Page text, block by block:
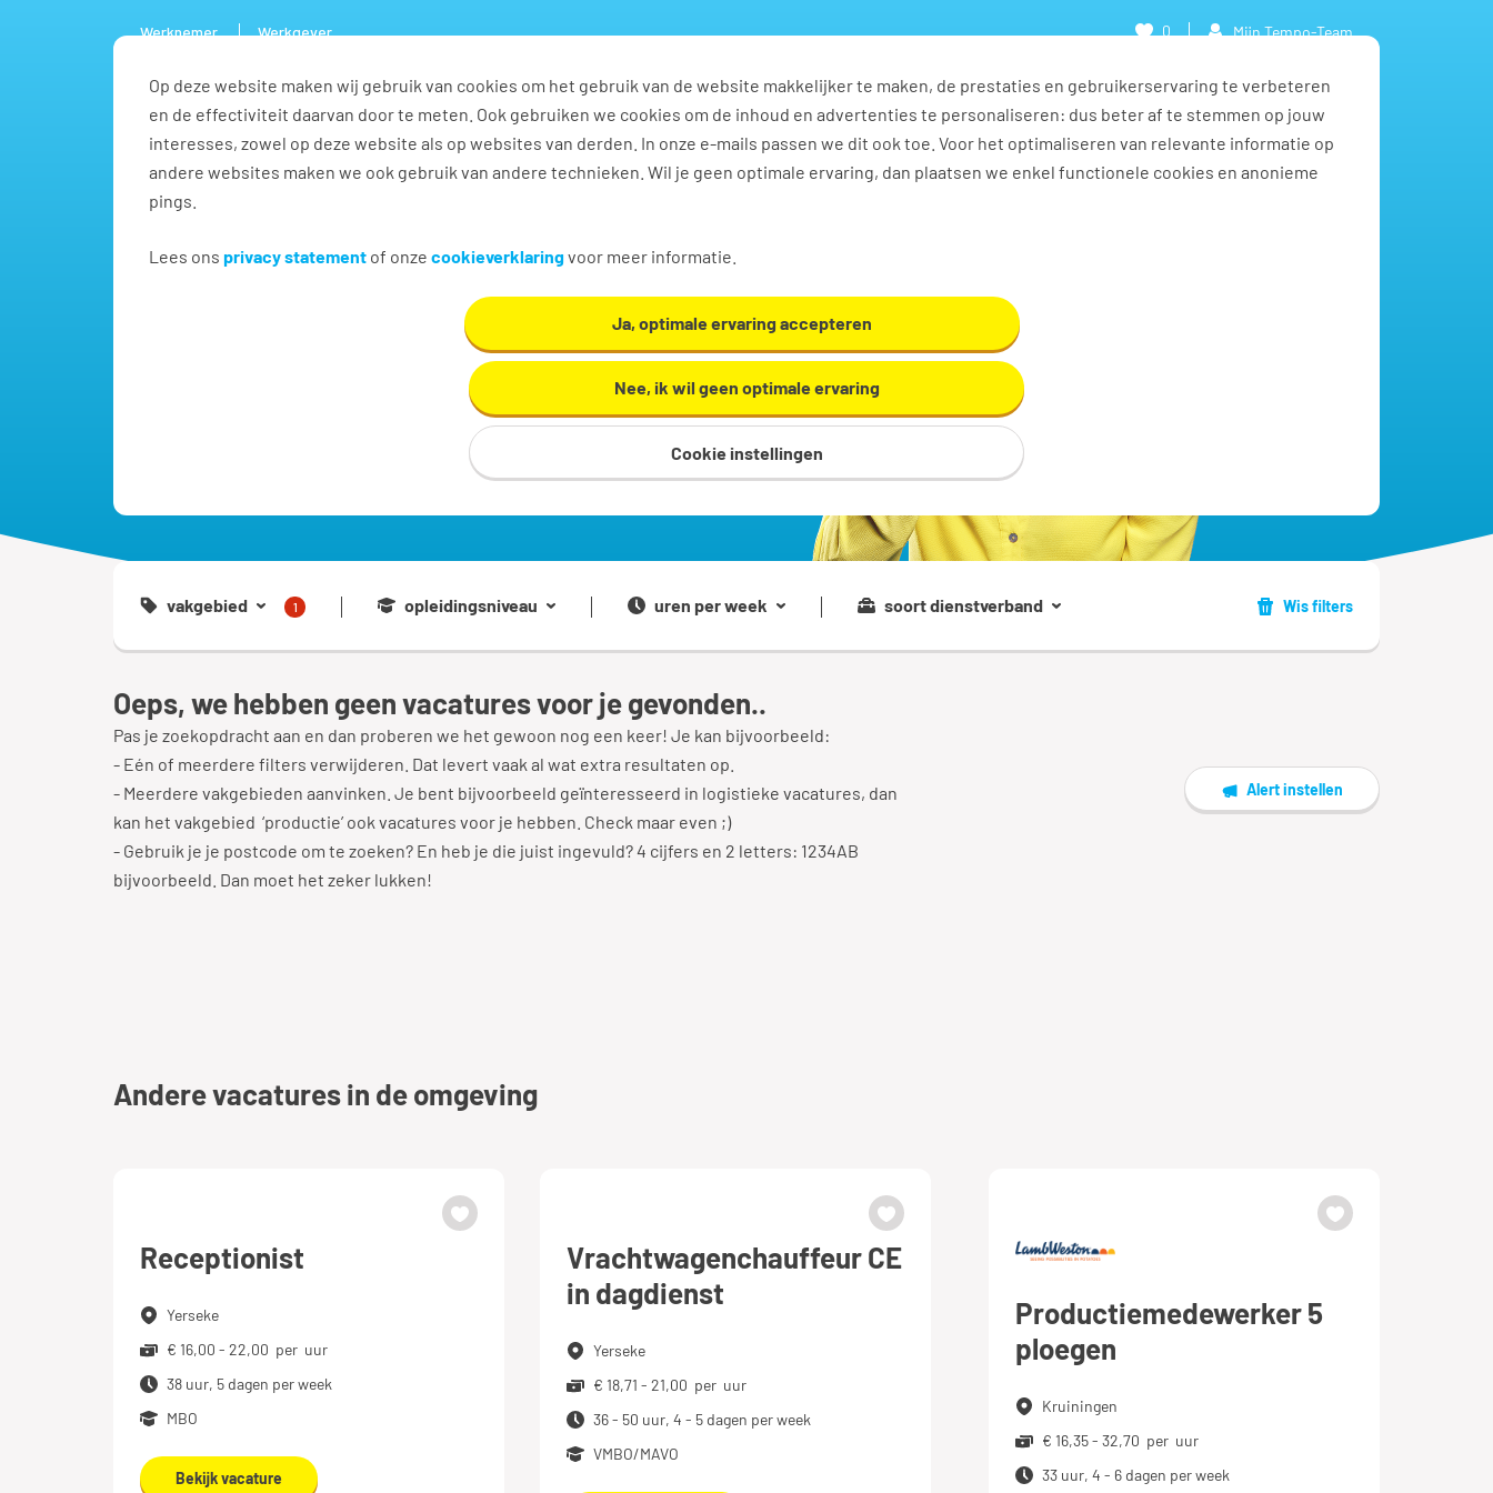
Op deze website maken wij gebruik van cookies om het gebruik van de website makkelijker te maken, de prestaties en gebruikerservaring te verbeteren
en de effectiviteit daarvan door te meten. Ook gebruiken we cookies om de inhoud en advertenties te personaliseren: dus beter af te stemmen op jouw
interesses, zowel op deze website als op websites van derden. In onze e-mails passen we dit ook toe. Voor het optimaliseren van relevante informatie op
andere websites maken we ook gebruik van andere technieken. Wil je geen optimale ervaring, dan plaatsen we enkel functionele cookies en anonieme
pings.
Lees ons privacy statement of onze cookieverklaringvoor meer informatie.
Ja, optimale ervaring accepteren
Nee, ik wil geen optimale ervaring
Cookie instellingen
Werknemer Werkgever
Vacatures Ontwikkel jezelf Werkplezier Contact
0 Mijn Tempo-Team
Beveiliging vacatures in Yerseke
Vind hier dé perfecte vacature voor Beveiliging. Oh en... we helpen je graag een handje in Yerseke!
vakgebied 1 opleidingsniveau uren per week soort dienstverband Wis filters
Oeps, we hebben geen vacatures voor je gevonden..
Pas je zoekopdracht aan en dan proberen we het gewoon nog een keer! Je kan bijvoorbeeld:
- Eén of meerdere filters verwijderen. Dat levert vaak al wat extra resultaten op.
- Meerdere vakgebieden aanvinken. Je bent bijvoorbeeld geïnteresseerd in logistieke vacatures, dan
kan het vakgebied ‘productie’ ook vacatures voor je hebben. Check maar even ;)
- Gebruik je je postcode om te zoeken? En heb je die juist ingevuld? 4 cijfers en 2 letters: 1234AB
bijvoorbeeld. Dan moet het zeker lukken!
Alert instellen
Andere vacatures in de omgeving
Receptionist
Yerseke
€ 16,00 - 22,00 per uur
38 uur, 5 dagen per week
MBO
Bekijk vacature
Vrachtwagenchauffeur CE
in dagdienst
Yerseke
€ 18,71 - 21,00 per uur
36 - 50 uur, 4 - 5 dagen per week
VMBO/MAVO
Productiemedewerker 5
ploegen
Kruiningen
€ 16,35 - 32,70 per uur
33 uur, 4 - 6 dagen per week